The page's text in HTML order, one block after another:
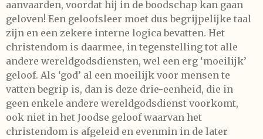
aanvaarden, voordat hij in de boodschap kan gaan
geloven! Een geloofsleer moet dus begrijpelijke taal
zijn en een zekere interne logica bevatten. Het
christendom is daarmee, in tegenstelling tot alle
andere wereldgodsdiensten, wel een erg ‘moeilijk’
geloof. Als ‘god’ al een moeilijk voor mensen te
vatten begrip is, dan is deze drie-eenheid, die in
geen enkele andere wereldgodsdienst voorkomt,
ook niet in het Joodse geloof waarvan het
christendom is afgeleid en evenmin in de later